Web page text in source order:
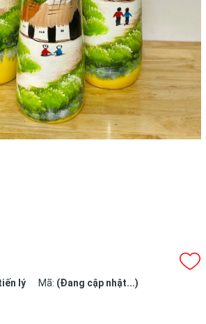
lý Mã: (Đang cập nhật...)